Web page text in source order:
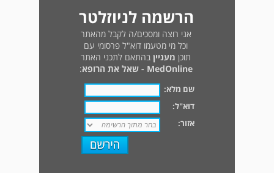
הרשמה לניוזלטר
אני רוצה ומסכים/ה לקבל מהאתר
וכל מי מטעמו דוא"ל פרסומי עם
תוכן מעניין בהתאם לתכני האתר
MedOnline - שאל את הרופא
:
שם מלא:
דוא"ל:
אזור: